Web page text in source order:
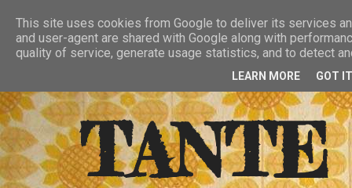
RSS FEED
TANTE
This site uses cookies from Google to deliver its services
and user-agent are shared with Google along with
quality of service, generate usage statistics, and to detect
LEARN MORE GOT IT